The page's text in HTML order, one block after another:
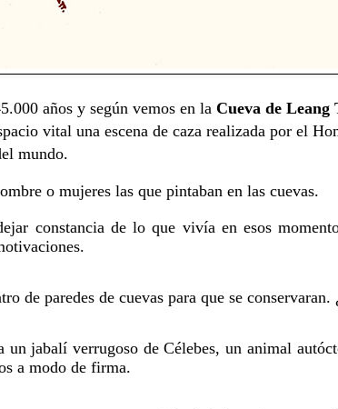
años y según vemos en la Cueva de Leang
vital una escena de caza realizada por el
mundo.
o mujeres las que pintaban en las cuevas.
constancia de lo que vivía en esos
de paredes de cuevas para que se
un jabalí verrugoso de Célebes, un animal
a modo de firma.